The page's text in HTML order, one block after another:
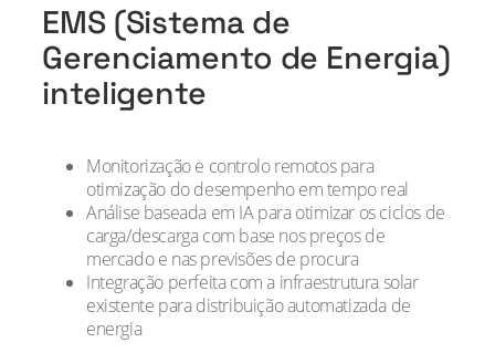
EMS (Sistema de
Gerenciamento de Energia)
inteligente
Monitorização e controlo remotos para
otimização do desempenho em tempo real
Análise baseada em IA para otimizar os ciclos de
carga/descarga com base nos preços de
mercado e nas previsões de procura
Integração perfeita com a infraestrutura solar
existente para distribuição automatizada de
energia